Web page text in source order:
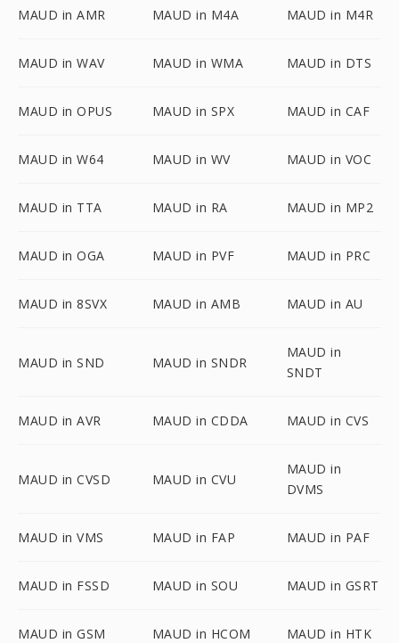
MAUD in AMR MAUD in M4A MAUD in M4R
MAUD in WAV MAUD in WMA MAUD in DTS
MAUD in OPUS MAUD in SPX MAUD in CAF
MAUD in W64 MAUD in WV MAUD in VOC
MAUD in TTA MAUD in RA MAUD in MP2
MAUD in OGA MAUD in PVF MAUD in PRC
MAUD in 8SVX MAUD in AMB MAUD in AU
MAUD in SND MAUD in SNDR
MAUD in
SNDT
MAUD in AVR MAUD in CDDA MAUD in CVS
MAUD in CVSD MAUD in CVU
MAUD in
DVMS
MAUD in VMS MAUD in FAP MAUD in PAF
MAUD in FSSD MAUD in SOU MAUD in GSRT
MAUD in GSM MAUD in HCOM MAUD in HTK